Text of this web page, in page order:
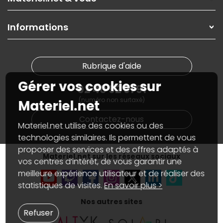
Contactez-nous
Garanties,Pack Zen
SAV, demander un retour
Informations
On rachète votre carte graphique
PC sur mesure : Votre RDV personnalisé
Materiel.net recrute
Notre programme d'affiliation
Partenariat & Sponsoring
Informations
Nos marques
Conditions générales de vente
Marketplace
Informations légales
Données personnellesetcookies
Gérer vos cookies
Accessibilité : non conforme
Rubrique d'aide
02 40 92 91 91
(numéro non surtaxé)
Contactez-nous
Materiel.net sur les réseaux sociaux
Nos autres sites
Gérer vos cookies sur
Materiel.net
Materiel.net utilise des cookies ou des
technologies similaires. Ils permettent de vous
proposer des services et des offres adaptés à
vos centres d’intérêt, de vous garantir une
meilleure expérience utilisateur et de réaliser des
statistiques de visites.En savoir plus >
Refuser